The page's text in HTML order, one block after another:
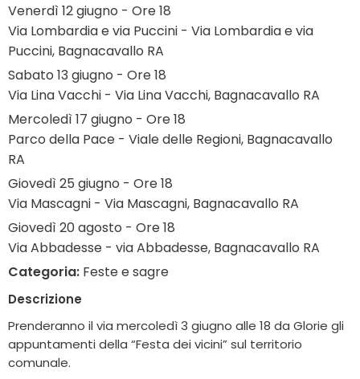
Venerdì 12 giugno - Ore 18
Via Lombardia e via Puccini - Via Lombardia e via
Puccini, Bagnacavallo RA
Sabato 13 giugno - Ore 18
Via Lina Vacchi - Via Lina Vacchi, Bagnacavallo RA
Mercoledì 17 giugno - Ore 18
Parco della Pace - Viale delle Regioni, Bagnacavallo
RA
Giovedì 25 giugno - Ore 18
Via Mascagni - Via Mascagni, Bagnacavallo RA
Giovedì 20 agosto - Ore 18
Via Abbadesse - via Abbadesse, Bagnacavallo RA
Categoria: Feste e sagre
Descrizione
Prenderanno il via mercoledì 3 giugno alle 18 da Glorie gli
appuntamenti della “Festa dei vicini” sul territorio
comunale.